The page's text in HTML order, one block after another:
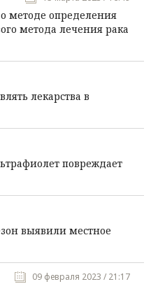
методе определения
метода лечения рака
лекарства в
повреждает
выявили местное
09 февраля 2023 / 21:17